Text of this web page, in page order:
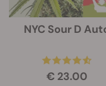
NYC Sour D
€ 23.00